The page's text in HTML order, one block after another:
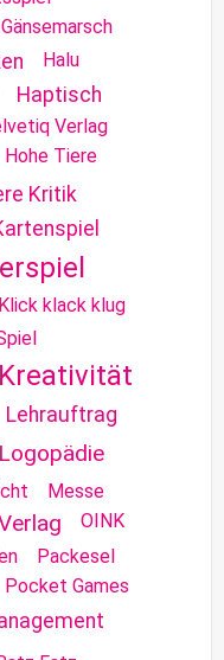
Gänsemarsch
Halu
Haptisch
Verlag
Hohe Tiere
Kritik
Klick klack klug
Kreativität
Lehrauftrag
Logopädie
Messe
OINK
Packesel
Pocket Games